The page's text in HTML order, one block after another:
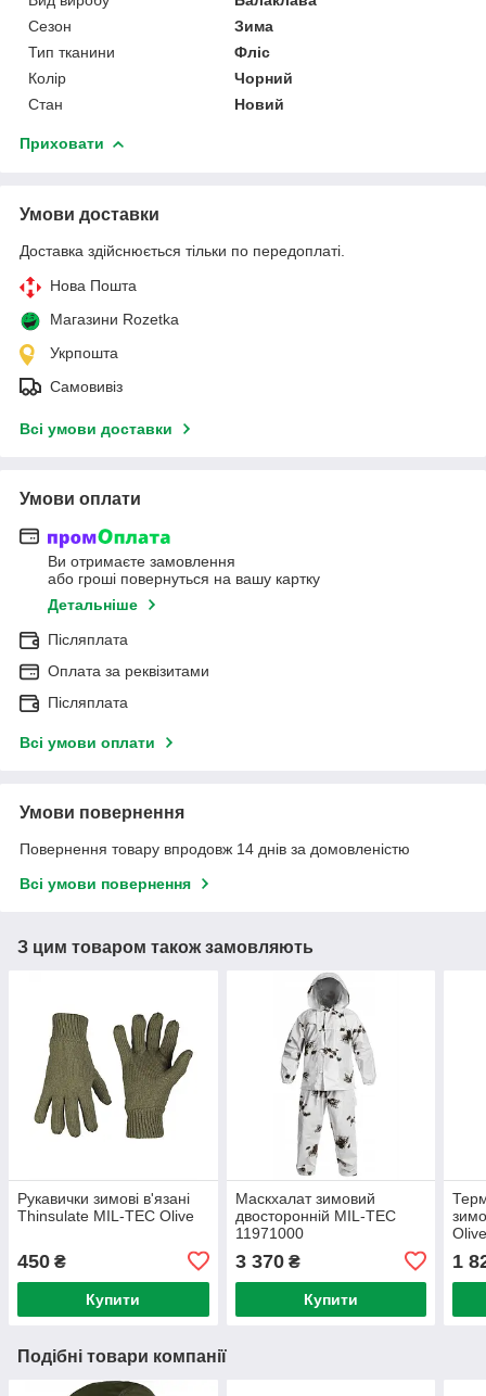
Сезон
Зима
Тип тканини
Фліс
Колір
Чорний
Стан
Новий
Приховати
Умови доставки
Доставка здійснюється тільки по передоплаті.
Нова Пошта
Магазини Rozetka
Укрпошта
Самовивіз
Всі умови доставки
Умови оплати
Ви отримаєте замовлення
або гроші повернуться на вашу картку
Детальніше
Післяплата
Оплата за реквізитами
Післяплата
Всі умови оплати
Умови повернення
Повернення товару впродовж 14 днів за домовленістю
Всі умови повернення
З цим товаром також замовляють
Рукавички зимові в'язані
Thinsulate MIL-TEC Olive
450 ₴
Купити
Маскхалат зимовий
двосторонній MIL-TEC
11971000
3 370₴
Купити
1
Подібні товари компанії